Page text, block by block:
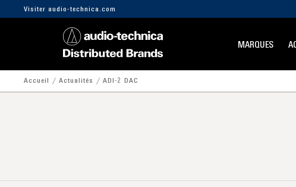
Visiter audio-technica.com
MARQUES
Accueil Actualités ADI-2 DAC